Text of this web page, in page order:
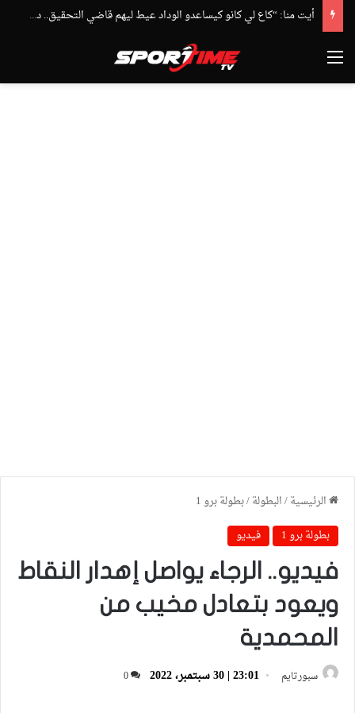
أيت منا: “كاع لي كانو كيساعدو الوداد عيط ليهم قاضي التحقيق.. دابا حتى شي واحد ما بقا باغي يعاون”
القائمة
الرئيسية/البطولة/بطولة برو 1
بطولة برو 1
فيديو
فيديو.. الرجاء يواصل إهدار النقاط
ويعود بتعادل مخيب من
المحمدية
سبورتايم 23:01 | 30 سبتمبر، 2022 0